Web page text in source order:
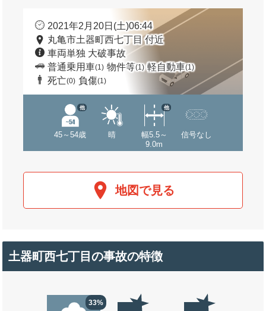
2021年2月20日(土)06:44
丸亀市土器町西七丁目 付近
車両単独 大破事故
普通乗用車(1) 物件等(1) 軽自動車(1)
死亡(0) 負傷(1)
45～54歳
他
晴
幅5.5～
9.0m
他
信号なし
地図で見る
土器町西七丁目の事故の特徴
33%